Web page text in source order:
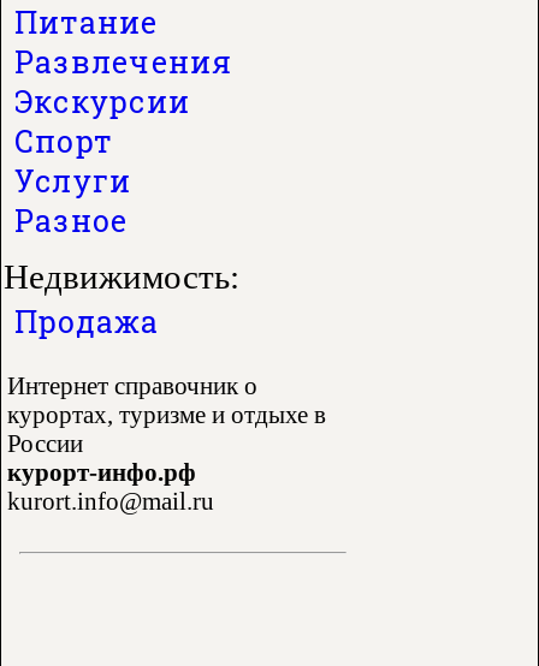
Питание
Развлечения
Экскурсии
Спорт
Услуги
Разное
Недвижимость:
Продажа
Интернет справочник о
курортах, туризме и отдыхе в
России
курорт-инфо.рф
kurort.info@mail.ru